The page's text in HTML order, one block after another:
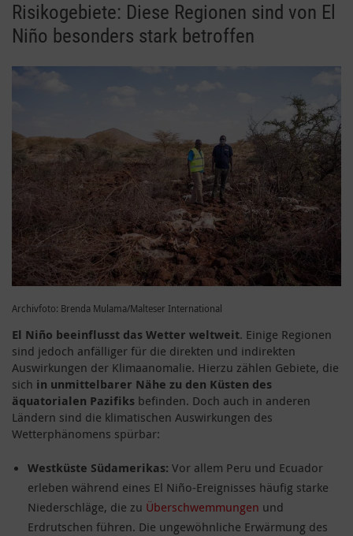
Risikogebiete: Diese Regionen sind von El
Niño besonders stark betroffen
Archivfoto: Brenda Mulama/Malteser International
El Niño beeinflusst das Wetter weltweit. Einige Regionen
sind jedoch anfälliger für die direkten und indirekten
Auswirkungen der Klimaanomalie. Hierzu zählen Gebiete, die
sich in unmittelbarer Nähe zu den Küsten des
äquatorialen Pazifiks befinden. Doch auch in anderen
Ländern sind die klimatischen Auswirkungen des
Wetterphänomens spürbar:
Westküste Südamerikas: Vor allem Peru und Ecuador
erleben während eines El Niño-Ereignisses häufig starke
Niederschläge, die zu Überschwemmungen und
Erdrutschen führen. Die ungewöhnliche Erwärmung des